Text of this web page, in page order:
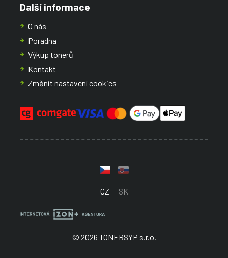
Další informace
O nás
Poradna
Výkup tonerů
Kontakt
Změnit nastavení cookies
CZ SK
© 2026 TONERSYP s.r.o.